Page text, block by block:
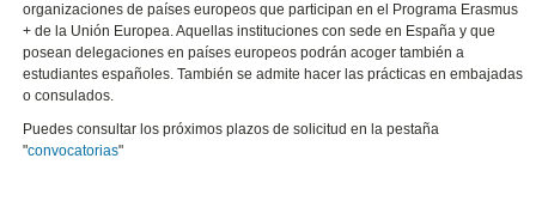
organizaciones de países europeos que participan en el Programa Erasmus
+ de la Unión Europea. Aquellas instituciones con sede en España y que
posean delegaciones en países europeos podrán acoger también a
estudiantes españoles. También se admite hacer las prácticas en embajadas
o consulados.
Puedes consultar los próximos plazos de solicitud en la pestaña
"convocatorias"